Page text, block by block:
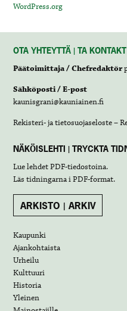
WordPress.org
OTA YHTEYTTÄ | TA KONTAKT
Päätoimittaja / Chefredaktör
Sähköposti / E-post
kaunisgrani@kauniainen.fi
Rekisteri- ja tietosuojaseloste –
NÄKÖISLEHTI | TRYCKTA
Lue lehdetPDF-tiedostoina.
Läs tidningarna iPDF-format.
ARKISTO | ARKIV
Kaupunki
Ajankohtaista
Urheilu
Kulttuuri
Historia
Yleinen